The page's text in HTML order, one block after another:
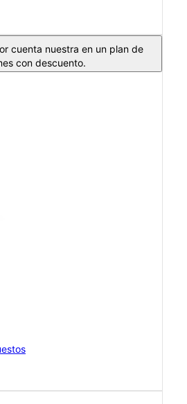
cuenta nuestra en un plan de
con descuento.